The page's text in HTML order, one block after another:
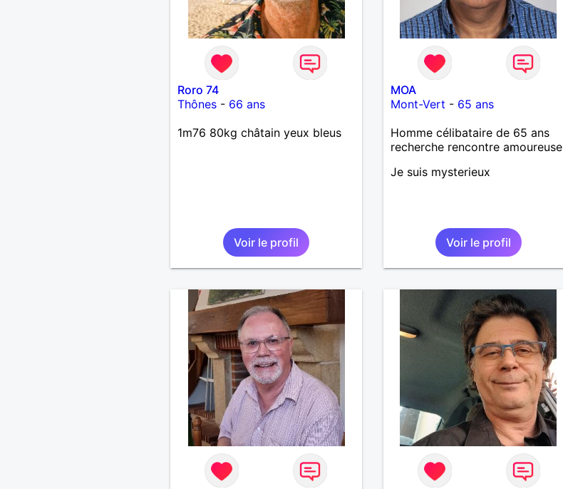
Roro 74
Thônes- 66 ans
1m76 80kg châtain yeux bleus
Voir le profil
MOA
Mont-Vert - 65 ans
Homme célibataire de 65 ans
recherche rencontre amoureuse
Je suis mysterieux
Voir le profil